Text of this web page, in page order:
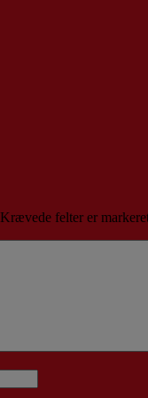
Krævede felter er